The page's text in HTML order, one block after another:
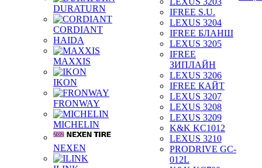
DURATURN
CORDIANT
HAIDA
MAXXIS
IKON
FRONWAY
MICHELIN
NEXEN
IFREE S.U.
LEXUS 3204
IFREE БЛАНШ
LEXUS 3205
IFREE
ЗИПЛАЙН
LEXUS 3206
IFREE КАЙТ
LEXUS 3207
LEXUS 3208
LEXUS 3209
K&K KC1012
LEXUS 3210
PRODRIVE GC-
012L